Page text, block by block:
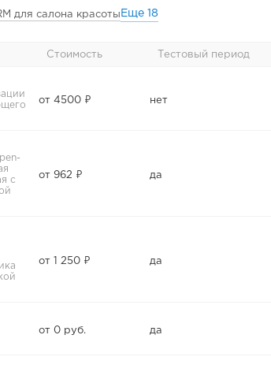
для салона красоты Еще 18
Стоимость Тестовый период
от 4500 ₽ нет
с
от 962 ₽ да
от 1 250 ₽ да
от 0 руб. да